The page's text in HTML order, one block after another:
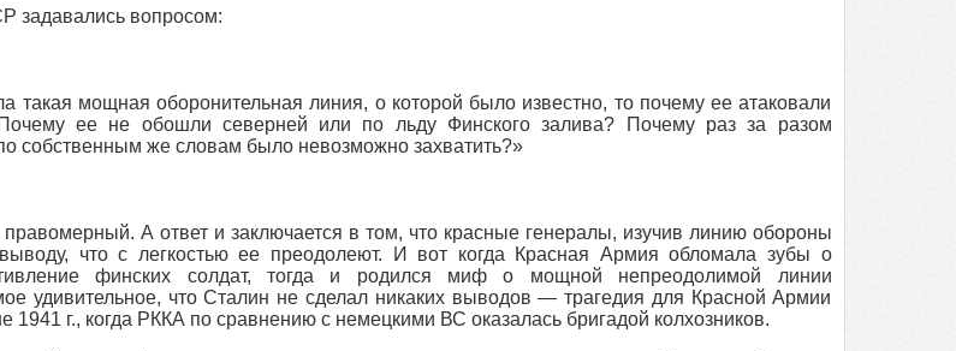
задавались вопросом:
такая мощная оборонительная линия, о которой было известно, то почему ее атаковали
ее не обошли северней или по льду Финского залива? Почему раз за разом
собственным же словам было невозможно захватить?»
А ответ и заключается в том, что красные генералы, изучив линию обороны
что с легкостью ее преодолеют. И вот когда Красная Армия обломала зубы о
финских солдат, тогда и родился миф о мощной непреодолимой линии
удивительное, что Сталин не сделал никаких выводов — трагедия для Красной Армии
1941 г., когда РККА по сравнению с немецкими ВС оказалась бригадой колхозников.